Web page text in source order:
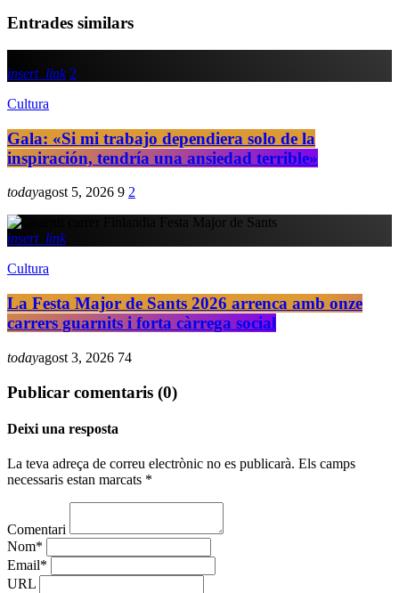
Entrades similars
insert_link 2
Cultura
Gala: «Si mi trabajo dependiera solo de la
inspiración, tendría una ansiedad terrible»
todayagost 5, 2026 9 2
insert_link
Cultura
La Festa Major de Sants 2026 arrenca amb onze
carrers guarnits i forta càrrega social
todayagost 3, 2026 74
Publicar comentaris (0)
Deixi una resposta
La teva adreça de correu electrònic no es publicarà. Els camps
necessaris estan marcats *
Comentari
Nom*
Email*
URL